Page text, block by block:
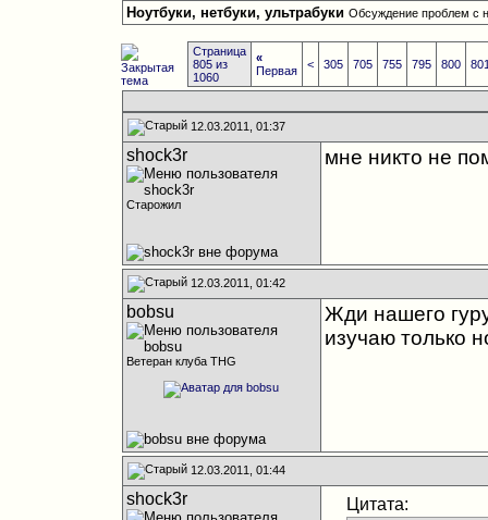
Ноутбуки, нетбуки, ультрабуки Обсуждение проблем с
Страница
805 из
1060
«
Первая
< 305 705 755 795 800
12.03.2011, 01:37
shock3r
Старожил
мне никто не
12.03.2011, 01:42
bobsu
Ветеран клуба THG
Жди нашего
изучаю только
12.03.2011, 01:44
shock3r Цитата: